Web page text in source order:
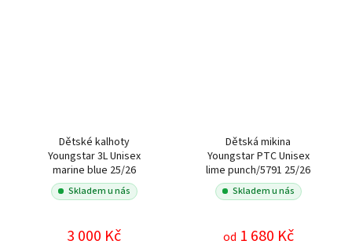
Dětské kalhoty
Youngstar 3L Unisex
marine blue 25/26
Skladem u nás
3 000 Kč
Dětská mikina
Youngstar PTC Unisex
lime punch/5791 25/26
Skladem u nás
od 1 680 Kč